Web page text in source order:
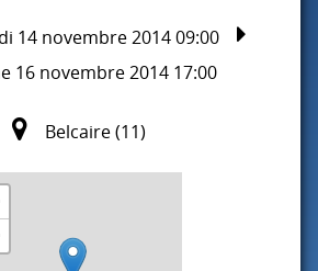
14 novembre 2014 09:00
16 novembre 2014 17:00
Belcaire (11)